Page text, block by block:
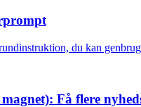
du kan
Få flere